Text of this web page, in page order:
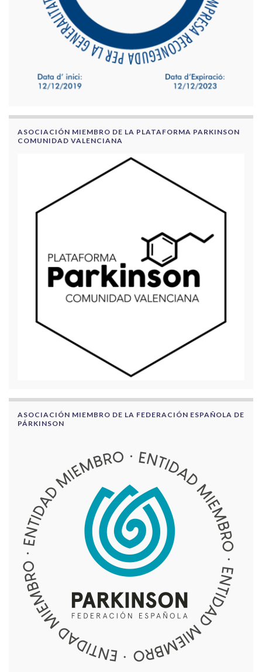
ASOCIACIÓN MIEMBRO DE LA PLATAFORMA PARKINSON
COMUNIDAD VALENCIANA
ASOCIACIÓN MIEMBRO DE LA FEDERACIÓN ESPAÑOLA DE
PÁRKINSON